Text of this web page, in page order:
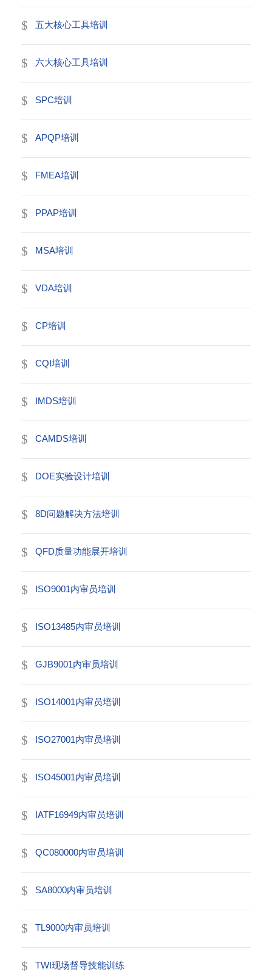
五大核心工具培训
六大核心工具培训
SPC培训
APQP培训
FMEA培训
PPAP培训
MSA培训
VDA培训
CP培训
CQI培训
IMDS培训
CAMDS培训
DOE实验设计培训
8D问题解决方法培训
QFD质量功能展开培训
ISO9001内审员培训
ISO13485内审员培训
GJB9001内审员培训
ISO14001内审员培训
ISO27001内审员培训
ISO45001内审员培训
IATF16949内审员培训
QC080000内审员培训
SA8000内审员培训
TL9000内审员培训
TWI现场督导技能训练